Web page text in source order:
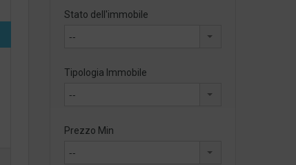
Stato dell'immobile
--
Tipologia Immobile
--
Prezzo Min
--